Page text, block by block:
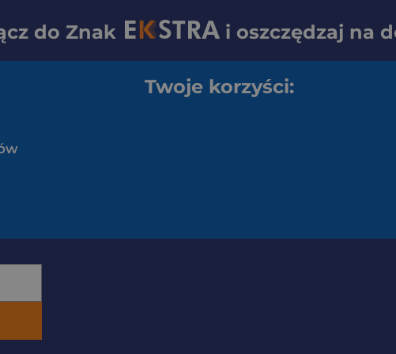
do Znak i oszczędzaj na
Twoje korzyści: